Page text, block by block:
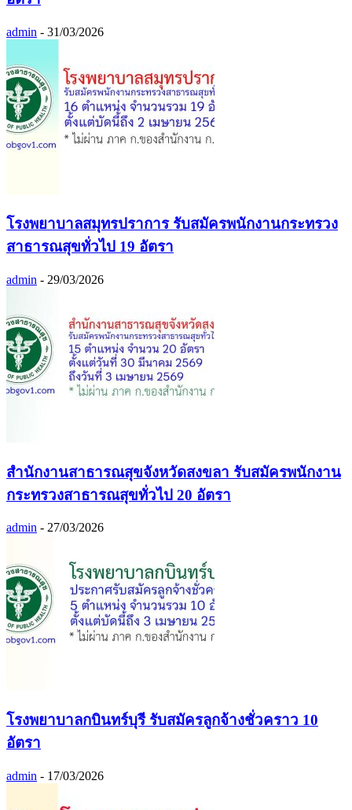
admin - 31/03/2026
โรงพยาบาลสมุทรปราการ รับสมัครพนักงานกระทรวง
สาธารณสุขทั่วไป 19 อัตรา
admin - 29/03/2026
สำนักงานสาธารณสุขจังหวัดสงขลา รับสมัครพนักงาน
กระทรวงสาธารณสุขทั่วไป 20 อัตรา
admin - 27/03/2026
โรงพยาบาลกบินทร์บุรี รับสมัครลูกจ้างชั่วคราว 10
อัตรา
admin - 17/03/2026